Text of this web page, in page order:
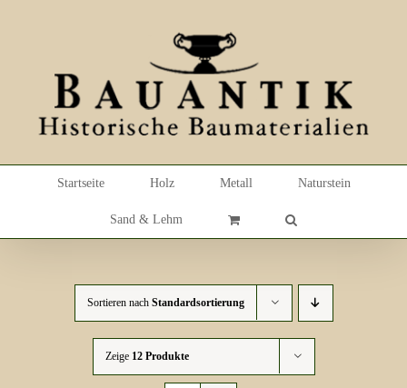
Startseite Holz Metall Naturstein
Sand & Lehm
Sortieren nach Standardsortierung
Zeige 12 Produkte